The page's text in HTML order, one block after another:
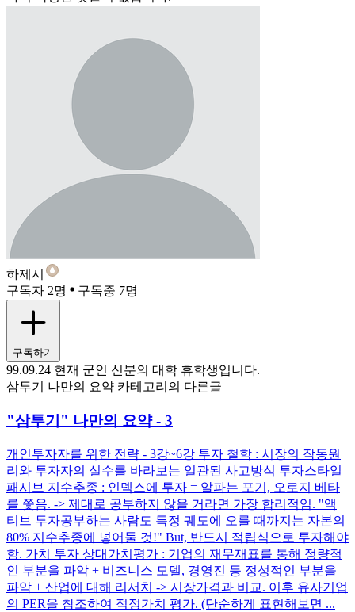
하제시
구독자 2명
구독중 7명
구독하기
99.09.24 현재 군인 신분의 대학 휴학생입니다.
삼투기 나만의 요약 카테고리의 다른글
"삼투기" 나만의 요약 - 3
개인투자자를 위한 전략 - 3강~6강 투자 철학 : 시장의 작동원
리와 투자자의 실수를 바라보는 일관된 사고방식 투자스타일
패시브 지수추종 : 인덱스에 투자 = 알파는 포기, 오로지 베타
를 쫓음. -> 제대로 공부하지 않을 거라면 가장 합리적임. "액
티브 투자공부하는 사람도 특정 궤도에 오를 때까지는 자본의
80% 지수추종에 넣어둘 것!" But, 반드시 적립식으로 투자해야
함. 가치 투자 상대가치평가 : 기업의 재무재표를 통해 정량적
인 부분을 파악 + 비즈니스 모델, 경영진 등 정성적인 부분을
파악 + 산업에 대해 리서치 -> 시장가격과 비교. 이후 유사기업
의 PER을 참조하여 적정가치 평가. (단순하게 표현해보면 ...